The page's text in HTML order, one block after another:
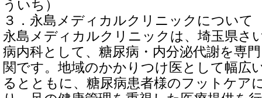
ういち）
３．永島メディカルクリニックについて
永島メディカルクリニックは、埼玉県さ
病内科として、糖尿病・内分泌代謝を専
関です。地域のかかりつけ医として幅広
るとともに、糖尿病患者様のフットケア